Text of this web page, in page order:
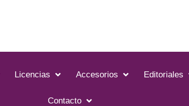
Licencias Accesorios Editoriales
Contacto